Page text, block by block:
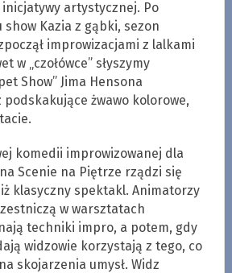
artystycznej. Po
Kazia z gąbki, sezon
improwizacjami z lalkami
w „czołówce” słyszymy
Show” Jima Hensona
żwawo kolorowe,
komedii improwizowanej dla
Scenie na Piętrze rządzi się
klasyczny spektakl. Animatorzy
w warsztatach
techniki impro, a potem, gdy
widzowie korzystają z tego, co
skojarzenia umysł. Widz